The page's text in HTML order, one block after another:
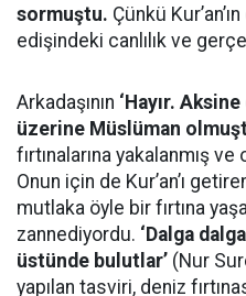
sormuştu. Çünkü
edişindeki canlılık ve
Arkadaşının ‘Hayır.
üzerine Müslüman
fırtınalarına yakalanmış
Onun için de Kur’an’ı
mutlaka öyle bir fırtına
zannediyordu. ‘Dalga
üstünde bulutlar’ (Nur
yapılan tasviri, deniz